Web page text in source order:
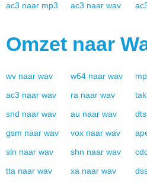
ac3 naar mp3 ac3 naar wav
Omzet naar
wv naar wav w64 naar wav
ac3 naar wav ra naar wav tak
snd naar wav au naar wav dts
gsm naar wav vox naar wav
sln naar wav shn naar wav
tta naar wav xa naar wav